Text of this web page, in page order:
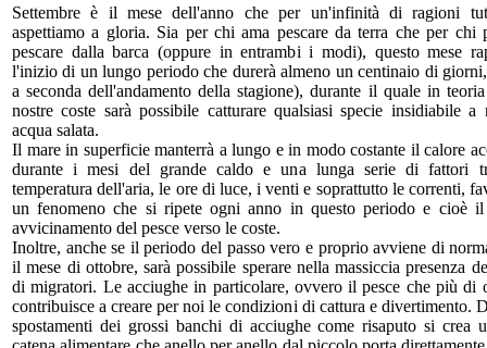
Settembre è il mese dell'anno che per un'infinità di ragioni
aspettiamo a gloria. Sia per chi ama pescare da terra che per chi
pescare dalla barca (oppure in entrambi i modi), questo mese
l'inizio di un lungo periodo che durerà almeno un centinaio di
a seconda dell'andamento della stagione), durante il quale in
nostre coste sarà possibile catturare qualsiasi specie insidiabile a
acqua salata.
Il mare in superficie manterrà a lungo e in modo costante il calore
durante i mesi del grande caldo e una lunga serie di fattori
temperatura dell'aria, le ore di luce, i venti e soprattutto le correnti,
un fenomeno che si ripete ogni anno in questo periodo e cioè il
avvicinamento del pesce verso le coste.
Inoltre, anche se il periodo del passo vero e proprio avviene di
il mese di ottobre, sarà possibile sperare nella massiccia presenza
di migratori. Le acciughe in particolare, ovvero il pesce che più di
contribuisce a creare per noi le condizioni di cattura e divertimento.
spostamenti dei grossi banchi di acciughe come risaputo si crea